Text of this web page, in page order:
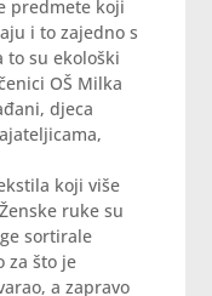
predmete koji
i to zajedno s
su ekološki
OŠ Milka
djeca
koji više
ruke su
sortirale
za što je
a zapravo